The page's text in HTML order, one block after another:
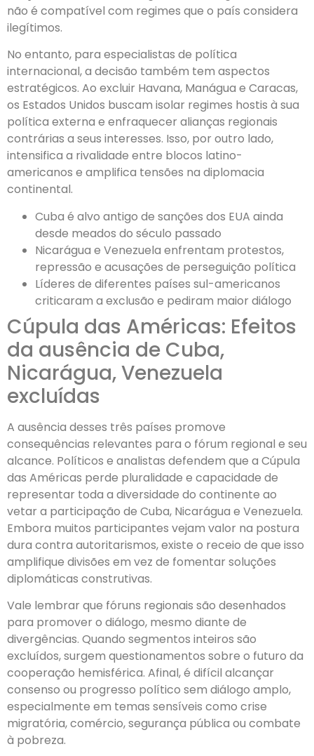
não é compatível com regimes que o país considera
ilegítimos.
No entanto, para especialistas de política
internacional, a decisão também tem aspectos
estratégicos. Ao excluir Havana, Manágua e Caracas,
os Estados Unidos buscam isolar regimes hostis à sua
política externa e enfraquecer alianças regionais
contrárias a seus interesses. Isso, por outro lado,
intensifica a rivalidade entre blocos latino-
americanos e amplifica tensões na diplomacia
continental.
Cuba é alvo antigo de sanções dos EUA ainda
desde meados do século passado
Nicarágua e Venezuela enfrentam protestos,
repressão e acusações de perseguição política
Líderes de diferentes países sul-americanos
criticaram a exclusão e pediram maior diálogo
Cúpula das Américas: Efeitos
da ausência de Cuba,
Nicarágua, Venezuela
excluídas
A ausência desses três países promove
consequências relevantes para o fórum regional e seu
alcance. Políticos e analistas defendem que a Cúpula
das Américas perde pluralidade e capacidade de
representar toda a diversidade do continente ao
vetar a participação de Cuba, Nicarágua e Venezuela.
Embora muitos participantes vejam valor na postura
dura contra autoritarismos, existe o receio de que isso
amplifique divisões em vez de fomentar soluções
diplomáticas construtivas.
Vale lembrar que fóruns regionais são desenhados
para promover o diálogo, mesmo diante de
divergências. Quando segmentos inteiros são
excluídos, surgem questionamentos sobre o futuro da
cooperação hemisférica. Afinal, é difícil alcançar
consenso ou progresso político sem diálogo amplo,
especialmente em temas sensíveis como crise
migratória, comércio, segurança pública ou combate
à pobreza.